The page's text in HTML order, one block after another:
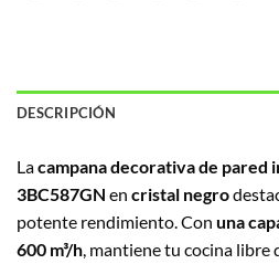
DESCRIPCIÓN
Lacampana decorativa de pared
3BC587GN en cristal negro
potente rendimiento. Con una
600 m³/h , mantiene tu cocina libre